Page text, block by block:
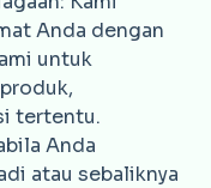
Anda dengan
untuk
tertentu.
Anda
atau sebaliknya